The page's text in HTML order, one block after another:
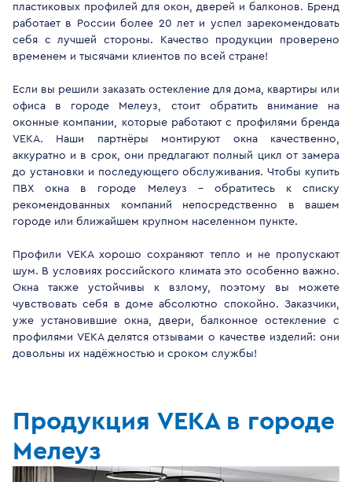
пластиковых профилей для окон, дверей и балконов. Бренд
работает в России более 20 лет и успел зарекомендовать
себя с лучшей стороны. Качество продукции проверено
временем и тысячами клиентов по всей стране!
Если вы решили заказать остекление для дома, квартиры или
офиса в городе Мелеуз, стоит обратить внимание на
оконные компании, которые работают с профилями бренда
VEKA. Наши партнёры монтируют окна качественно,
аккуратно и в срок, они предлагают полный цикл от замера
до установки и последующего обслуживания. Чтобы купить
ПВХ окна в городе Мелеуз - обратитесь к списку
рекомендованных компаний непосредственно в вашем
городе или ближайшем крупном населенном пункте.
Профили VEKA хорошо сохраняют тепло и не пропускают
шум. В условиях российского климата это особенно важно.
Окна также устойчивы к взлому, поэтому вы можете
чувствовать себя в доме абсолютно спокойно. Заказчики,
уже установившие окна, двери, балконное остекление с
профилями VEKA делятся отзывами о качестве изделий: они
довольны их надёжностью и сроком службы!
Продукция VEKA в городе
Мелеуз